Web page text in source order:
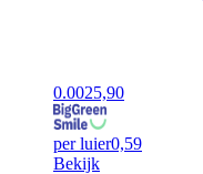
0.0025,90
per luier0,59
Bekijk